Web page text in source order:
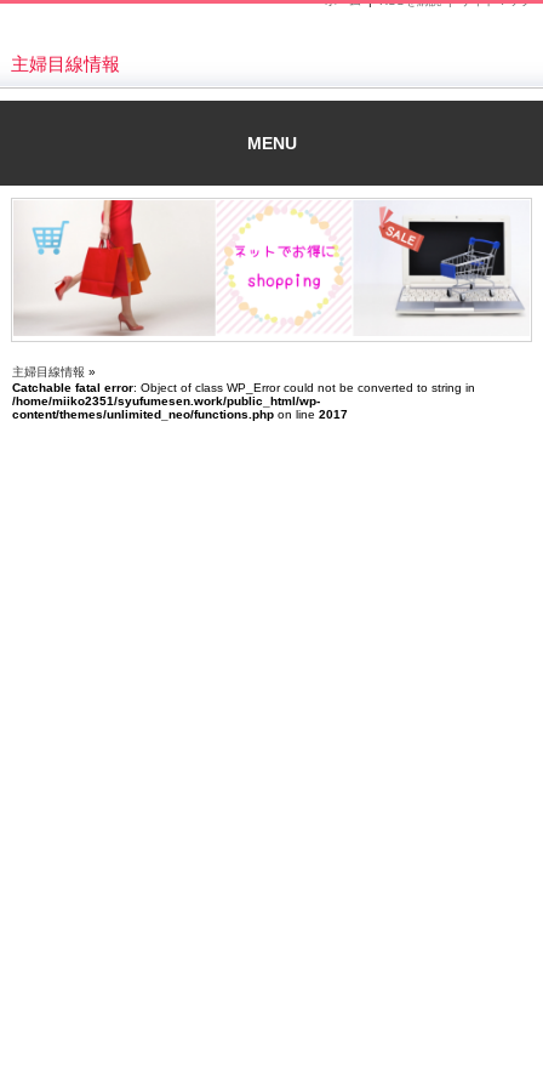
主婦目線情報
MENU
主婦目線情報 »
Catchable fatal error: Object of class WP_Error could not be converted to string in
/home/miiko2351/syufumesen.work/public_html/wp-
content/themes/unlimited_neo/functions.php on line 2017